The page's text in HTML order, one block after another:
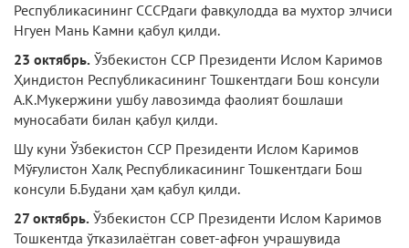
Республикасининг СССРдаги фавқулодда ва мухтор элчиси
Нгуен Мань Камни қабул қилди.
23 октябрь. Ўзбекистон ССР Президенти Ислом Каримов
Ҳиндистон Республикаси­нинг Тошкентдаги Бош консули
А.К.Мукержини ушбу лавозимда фаолият бошлаши
муносабати билан қабул қилди.
Шу куни Ўзбекистон ССР Президенти Ислом Каримов
Мўғулистон Халқ Республикасининг Тошкентдаги Бош
консули Б.Будани ҳам қабул қилди.
27 октябрь. Ўзбекистон ССР Президенти Ислом Каримов
Тошкентда ўтказилаётган совет-афғон учрашувида